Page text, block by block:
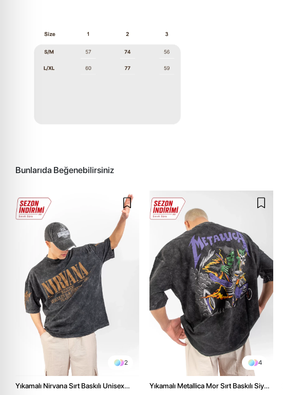
Bunlarıda Beğenebilirsiniz
2
Yıkamalı Nirvana Sırt Baskılı Unisex
4
Yıkamalı Metallica Mor Sırt Baskılı Siyah